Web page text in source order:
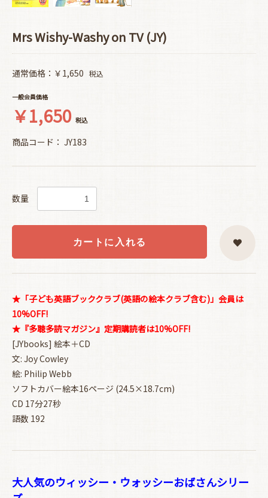
Mrs Wishy-Washy on TV (JY)
通常価格：￥1,650 税込
一般会員価格
￥1,650 税込
商品コード： JY183
数量
カートに入れる
★「子ども英語ブッククラブ(英語の絵本クラブ含む)」会員は
10%OFF!
★『多聴多読マガジン』定期購読者は10%OFF!
[JYbooks] 絵本＋CD
文: Joy Cowley
絵: Philip Webb
ソフトカバー絵本16ページ (24.5×18.7cm)
CD 17分27秒
語数 192
大人気のウィッシー・ウォッシーおばさんシリー